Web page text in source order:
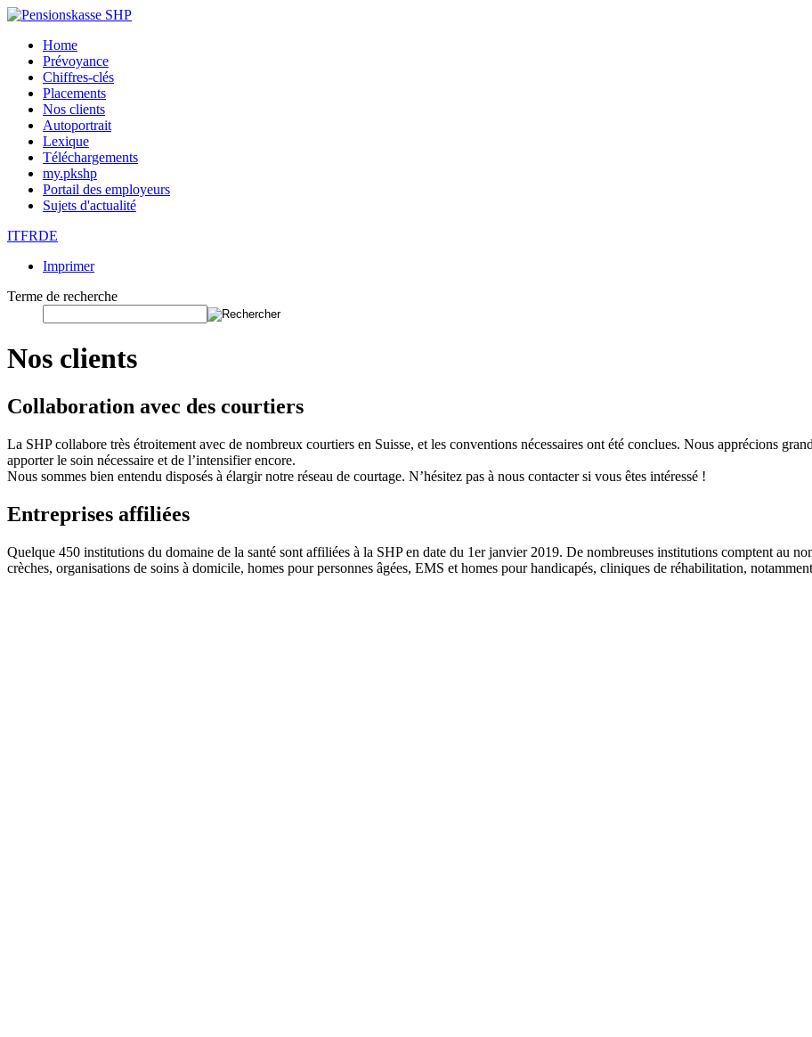
Home
Prévoyance
Chiffres-clés
Placements
Nos clients
Autoportrait
Lexique
Téléchargements
my.pkshp
Portail des employeurs
Sujets d'actualité
ITFRDE
Imprimer
Terme de recherche
Nos clients
Collaboration avec des courtiers
La SHP collabore très étroitement avec de nombreux courtiers en Suisse, et les conventions nécessaires ont été conclues. Nous apprécions
apporter le soin nécessaire et de l’intensifier encore.
Nous sommes bien entendu disposés à élargir notre réseau de courtage. N’hésitez pas à nous contacter si vous êtes intéressé !
Entreprises affiliées
Quelque 450 institutions du domaine de la santé sont affiliées à la SHP en date du 1er janvier 2019. De nombreuses institutions comptent au
crèches, organisations de soins à domicile, homes pour personnes âgées, EMS et homes pour handicapés, cliniques de réhabilitation,